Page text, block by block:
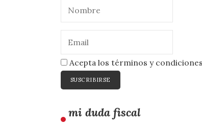
Acepta los términos y condiciones
mi duda fiscal